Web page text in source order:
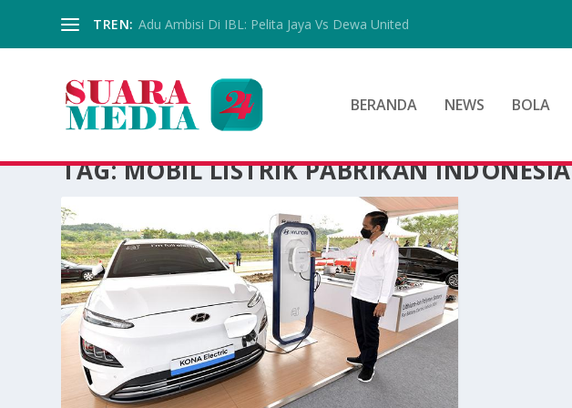
TREN: Adu Ambisi Di IBL: Pelita Jaya Vs Dewa United
BERANDA NEWS BOLA
TAG:MOBIL LISTRIK PABRIKAN INDONESIA